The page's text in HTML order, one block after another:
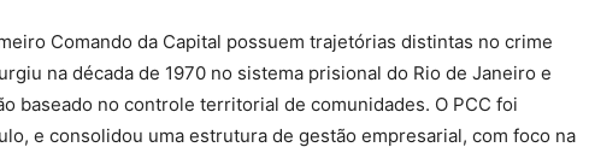
Comando da Capital possuem trajetórias distintas no crime
na década de 1970 no sistema prisional do Rio de Janeiro e
baseado no controle territorial de comunidades. O PCC foi
e consolidou uma estrutura de gestão empresarial, com foco na